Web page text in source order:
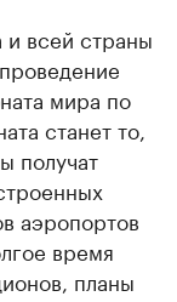
всей страны
мира по
станет то,
получат
аэропортов
время
планы